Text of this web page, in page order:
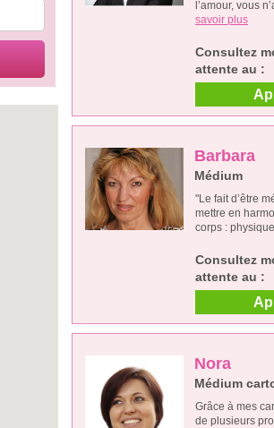
l’amour, vous
savoir plus
Consultez
attente au :
Barbara
Médium
"Le fait d’être
mettre en
corps :
Consultez
attente au :
Nora
Médium
Grâce à mes
de plusieurs